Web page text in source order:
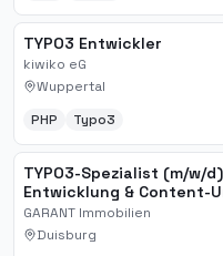
TYPO3 Entwickler
kiwiko eG
Wuppertal
PHP
Typo3
TYPO3-Spezialist (m/w/
Entwicklung & Content-
GARANT Immobilien
Duisburg